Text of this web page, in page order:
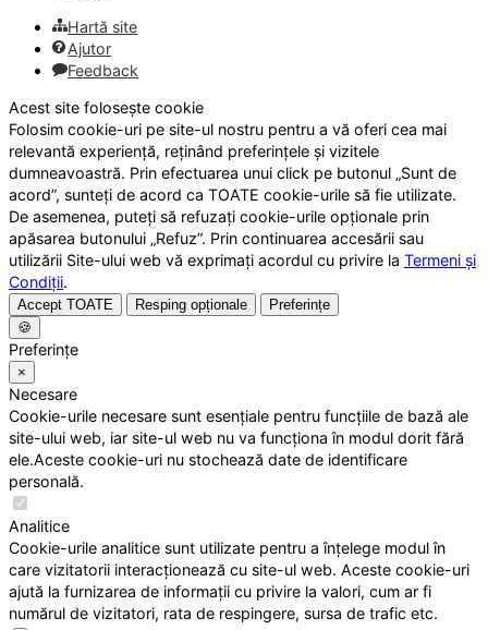
Hartă site
Ajutor
Feedback
Acest site folosește cookie
Folosim cookie-uri pe site-ul nostru pentru a vă oferi cea mai
relevantă experiență, reținând preferințele și vizitele
dumneavoastră. Prin efectuarea unui click pe butonul „Sunt de
acord”, sunteți de acord ca TOATE cookie-urile să fie utilizate.
De asemenea, puteți să refuzați cookie-urile opționale prin
apăsarea butonului „Refuz”. Prin continuarea accesării sau
utilizării Site-ului web vă exprimați acordul cu privire la Termeni și
Condiții.
Accept TOATE Resping opționale
Preferințe
🍪
Preferințe
×
Necesare
Cookie-urile necesare sunt esențiale pentru funcțiile de bază ale
site-ului web, iar site-ul web nu va funcționa în modul dorit fără
ele.Aceste cookie-uri nu stochează date de identificare
personală.
Analitice
Cookie-urile analitice sunt utilizate pentru a înțelege modul în
care vizitatorii interacționează cu site-ul web. Aceste cookie-uri
ajută la furnizarea de informații cu privire la valori, cum ar fi
numărul de vizitatori, rata de respingere, sursa de trafic etc.